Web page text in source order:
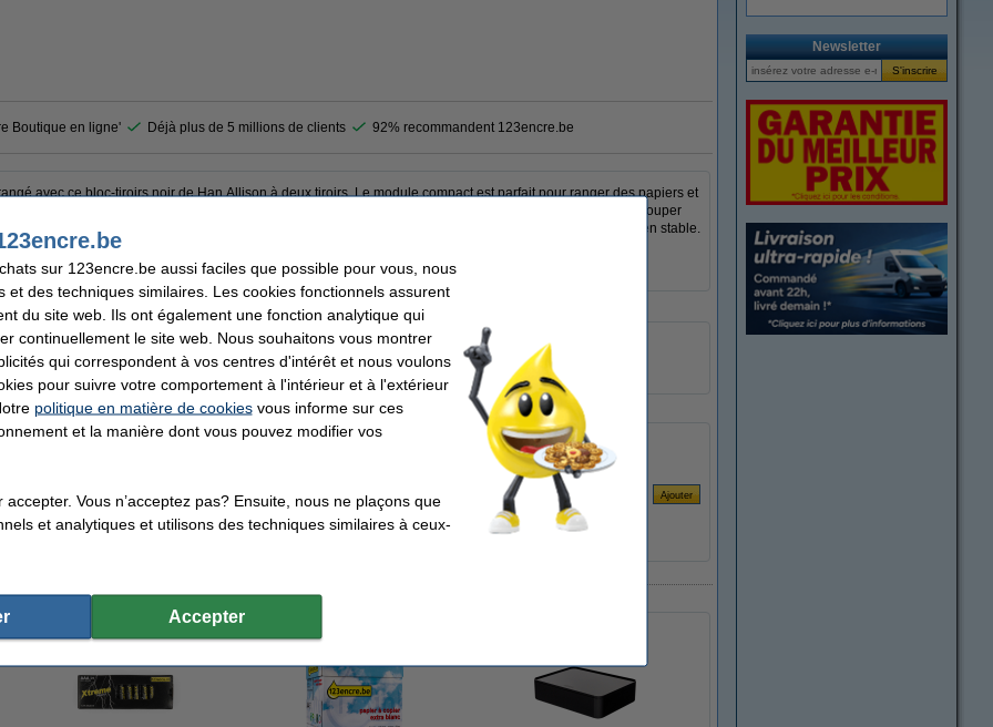
Boutique en ligne' Déjà plus de 5 millions de clients 92% recommandent 123encre.be
avec ce bloc-tiroirs noir de Han Allison à deux tiroirs. Le module compact est parfait pour ranger des papiers et
d'une cloison amovible pour un agencement supplémentaire. Le guide-câbles à l'arrière permet de regrouper
poignées encastrées facilitent l'ouverture des tiroirs. Grâce aux pieds antidérapants, le bloc-tiroirs reste bien stable.
combiné avec d'autres couleurs. Un espace de travail bien organisé vous permet de travailler plus
Couleur:
noir jet
Matière:
plastique
2
qui ont également commandé cet article
Newsletter
sur 123encre.be aussi faciles que possible pour vous, nous
et des techniques similaires. Les cookies fonctionnels assurent
du site web. Ils ont également une fonction analytique qui
continuellement le site web. Nous souhaitons vous montrer
qui correspondent à vos centres d'intérêt et nous voulons
pour suivre votre comportement à l'intérieur et à l'extérieur
politique en matière de cookiesvous informe sur ces
et la manière dont vous pouvez modifier vos
Vous n’acceptez pas? Ensuite, nous ne plaçons que
et analytiques et utilisons des techniques similaires à ceux-
Accepter